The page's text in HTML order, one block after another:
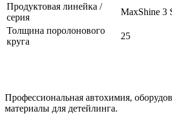
Продуктовая линейка /
серия
MaxShine 3
Толщина поролонового
круга
25
Профессиональная автохимия,
материалы для детейлинга.